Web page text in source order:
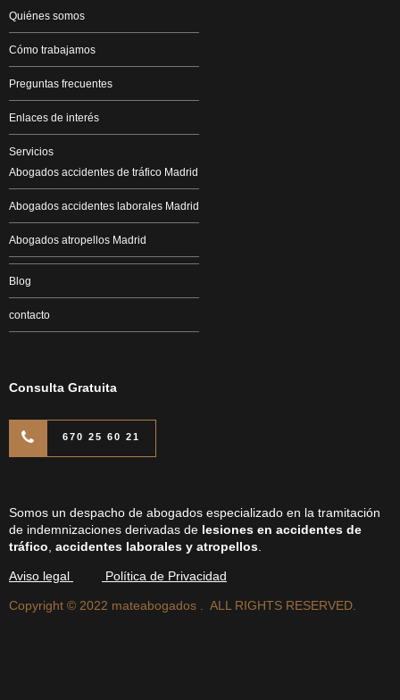
Quiénes somos
Cómo trabajamos
Preguntas frecuentes
Enlaces de interés
Servicios
Abogados accidentes de tráfico Madrid
Abogados accidentes laborales Madrid
Abogados atropellos Madrid
Blog
contacto
Consulta Gratuita
670 25 60 21
Somos un despacho de abogados especializado en la tramitación
de indemnizaciones derivadas de lesiones en accidentes de
tráfico accidentes laborales y atropellos
Aviso legal Política de Privacidad
Copyright © 2022 mateabogados . ALL RIGHTS RESERVED.